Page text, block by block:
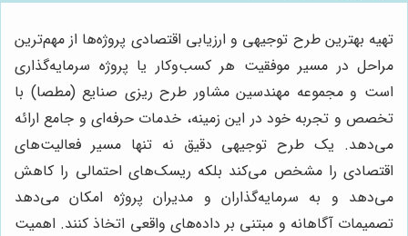
تهیه بهترین طرح توجیهی و ارزیابی اقتصادی پروژه‌ها از مهم‌ترین
مراحل در مسیر موفقیت هر کسب‌وکار یا پروژه سرمایه‌گذاری
است و مجموعه مهندسین مشاور طرح ریزی صنایع (مطصا) با
تخصص و تجربه خود در این زمینه، خدمات حرفه‌ای و جامع ارائه
می‌دهد. یک طرح توجیهی دقیق نه تنها مسیر فعالیت‌های
اقتصادی را مشخص می‌کند بلکه ریسک‌های احتمالی را کاهش
می‌دهد و به سرمایه‌گذاران و مدیران پروژه امکان می‌دهد
تصمیمات آگاهانه و مبتنی بر داده‌های واقعی اتخاذ کنند. اهمیت